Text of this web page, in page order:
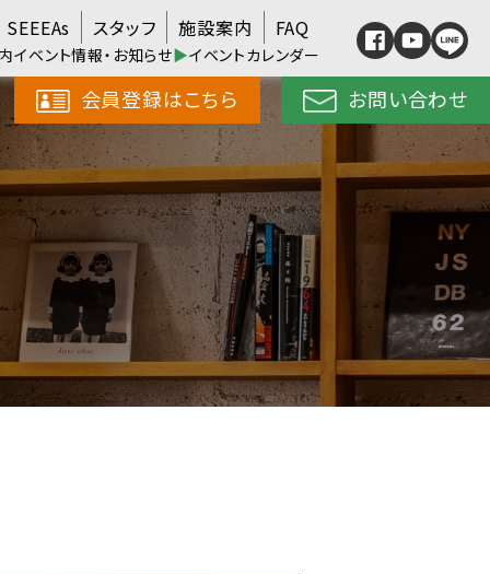
SEEEAs スタッフ 施設案内 FAQ
イベント情報・お知らせ▶イベントカレンダー
会員登録はこちら お問い合わせ